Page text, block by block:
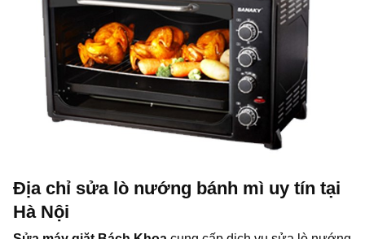
Địa chỉ sửa lò nướng bánh mì uy tín tại
Hà Nội